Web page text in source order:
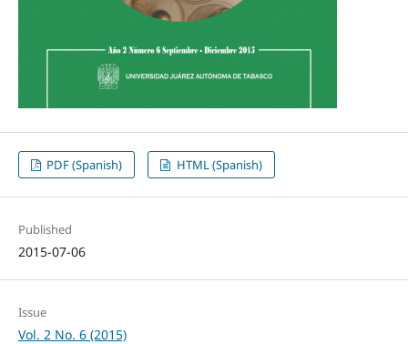
PDF (Spanish) HTML (Spanish)
Published
2015-07-06
Issue
Vol. 2 No. 6 (2015)